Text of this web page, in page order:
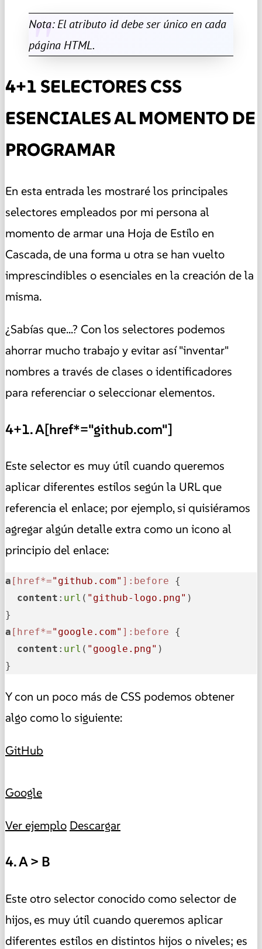
Nota: El atributo id debe ser único en cada
página HTML.
4+1 SELECTORES CSS
ESENCIALES AL MOMENTO DE
PROGRAMAR
En esta entrada les mostraré los principales
selectores empleados por mi persona al
momento de armar una Hoja de Estilo en
Cascada, de una forma u otra se han vuelto
imprescindibles o esenciales en la creación de la
misma.
¿Sabías que...? Con los selectores podemos
ahorrar mucho trabajo y evitar así "inventar"
nombres a través de clases o identificadores
para referenciar o seleccionar elementos.
4+1. A[href*="github.com"]
Este selector es muy útil cuando queremos
aplicar diferentes estilos según la URL que
referencia el enlace; por ejemplo, si quisiéramos
agregar algún detalle extra como un icono al
principio del enlace:
a [href*="github.com" ] :before {
content : url ( "github-logo.png" )
a [href*="google.com" ] :before {
content : url ( "google.png" )
}
Y con un poco más de CSS podemos obtener
algo como lo siguiente:
GitHub
Google
Ver ejemplo Descargar
4. A > B
Este otro selector conocido como selector de
hijos, es muy útil cuando queremos aplicar
diferentes estilos en distintos hijos o niveles; es